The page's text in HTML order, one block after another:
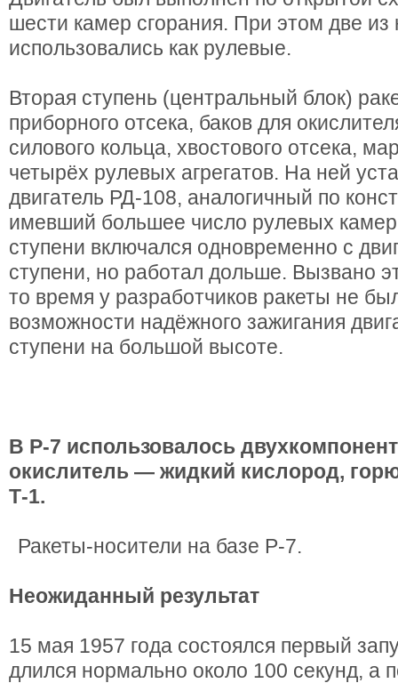
шести камер сгорания. При этом две из
использовались как рулевые.
Вторая ступень (центральный блок)
приборного отсека, баков для
силового кольца, хвостового отсека,
четырёх рулевых агрегатов. На ней
двигатель РД-108, аналогичный по
имевший большее число рулевых
ступени включался одновременно с
ступени, но работал дольше. Вызвано
то время у разработчиков ракеты не
возможности надёжного зажигания
ступени на большой высоте.
В Р-7 использовалось
окислитель — жидкий кислород,
Т-1.
Ракеты-носители на базе Р-7.
Неожиданный результат
15 мая 1957 года состоялся первый
длился нормально около 100 секунд, а